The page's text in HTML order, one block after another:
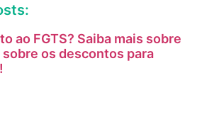
ao FGTS? Saiba mais sobre
sobre os descontos para